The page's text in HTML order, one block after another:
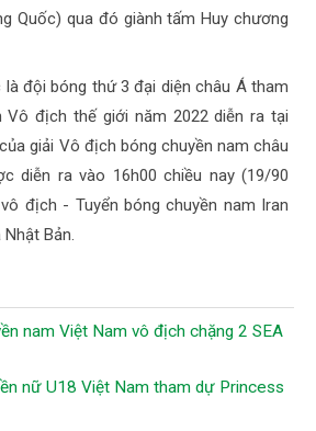
Quốc) qua đó giành tấm Huy chương
là đội bóng thứ 3 đại diện châu Á tham
Vô địch thế giới năm 2022 diễn ra tại
giải Vô địch bóng chuyền nam châu
diễn ra vào 16h00 chiều nay (19/90
địch - Tuyển bóng chuyền nam Iran
Bản.
nam Việt Nam vô địch chặng 2 SEA
nữ U18 Việt Nam tham dự Princess